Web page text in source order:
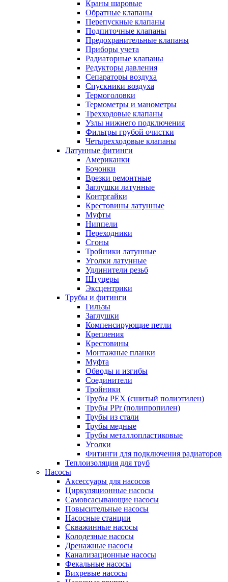
Краны шаровые
Обратные клапаны
Перепускные клапаны
Подпиточные клапаны
Предохранительные клапаны
Приборы учета
Радиаторные клапаны
Редукторы давления
Сепараторы воздуха
Спускники воздуха
Термоголовки
Термометры и манометры
Трехходовые клапаны
Узлы нижнего подключения
Фильтры грубой очистки
Четырехходовые клапаны
Латунные фитинги
Американки
Бочонки
Врезки ремонтные
Заглушки латунные
Контргайки
Крестовины латунные
Муфты
Ниппели
Переходники
Сгоны
Тройники латунные
Уголки латунные
Удлинители резьб
Штуцеры
Эксцентрики
Трубы и фитинги
Гильзы
Заглушки
Компенсирующие петли
Крепления
Крестовины
Монтажные планки
Муфта
Обводы и изгибы
Соединители
Тройники
Трубы PEX (сшитый полиэтилен)
Трубы PPr (полипропилен)
Трубы из стали
Трубы медные
Трубы металлопластиковые
Уголки
Фитинги для подключения радиаторов
Теплоизоляция для труб
Насосы
Аксессуары для насосов
Циркуляционные насосы
Самовсасывающие насосы
Повысительные насосы
Насосные станции
Скважинные насосы
Колодезные насосы
Дренажные насосы
Канализационные насосы
Фекальные насосы
Вихревые насосы